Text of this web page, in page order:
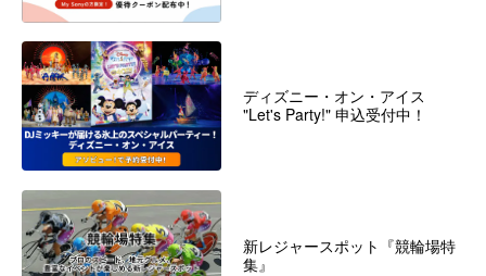
ディズニー・オン・アイス
"Let's Party!" 申込受付中！
新レジャースポット『競輪場特
集』